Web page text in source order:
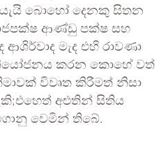
යැයි බොහෝ දෙනකු සිතන
ආණ්ඩු පක්ෂ සහ
මැද එහි රාවණා
කරන කොහේ වත්
විවෘත කිරීමත් නිසා
අළුතින් සිතිය
වෙමින් තිබේ.